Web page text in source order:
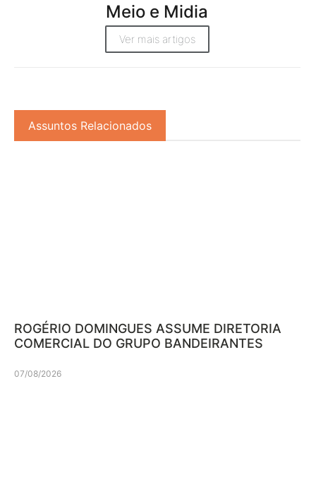
Meio e Midia
Ver mais artigos
Assuntos Relacionados
ROGÉRIO DOMINGUES ASSUME DIRETORIA
COMERCIAL DO GRUPO BANDEIRANTES
07/08/2026